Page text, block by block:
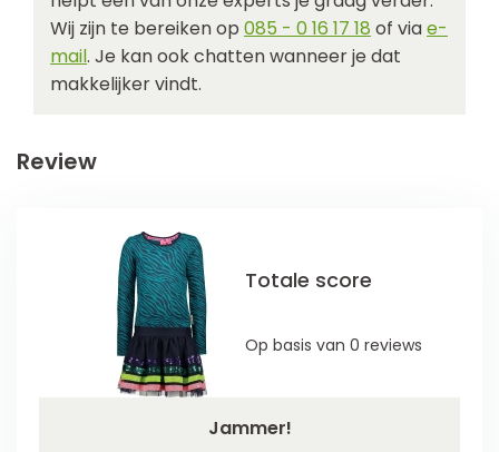
Wij zijn te bereiken op 085 - 0 16 17 18 of viae-
mail. Je kan ook chatten wanneer je dat
makkelijker vindt.
Review
Jammer!
Totale score
Op basis van 0 reviews